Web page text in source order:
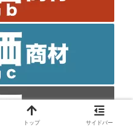
トップ サイドバー